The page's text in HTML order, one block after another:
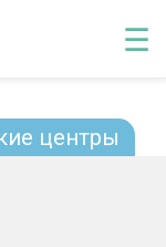
☰
центры